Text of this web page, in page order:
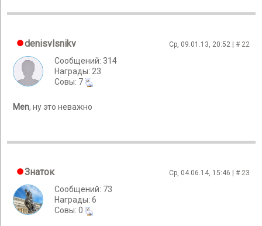
denisvlsnikv Ср, 09.01.13, 20:52 | # 22
Сообщений: 314
Награды: 23
Cовы: 7
Men, ну это неважно
Знаток Ср, 04.06.14, 15:46 | # 23
Сообщений: 73
Награды: 6
Cовы: 0